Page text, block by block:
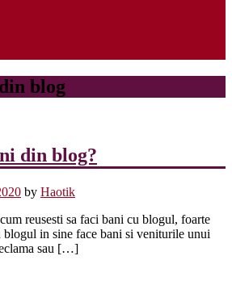
blog
din blog?
by Haotik
reusesti sa faci bani cu blogul, foarte
blogul in sine face bani si veniturile unui
sau […]